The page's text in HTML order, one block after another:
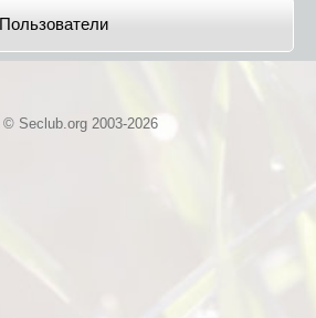
Пользователи
© Seclub.org 2003-2026